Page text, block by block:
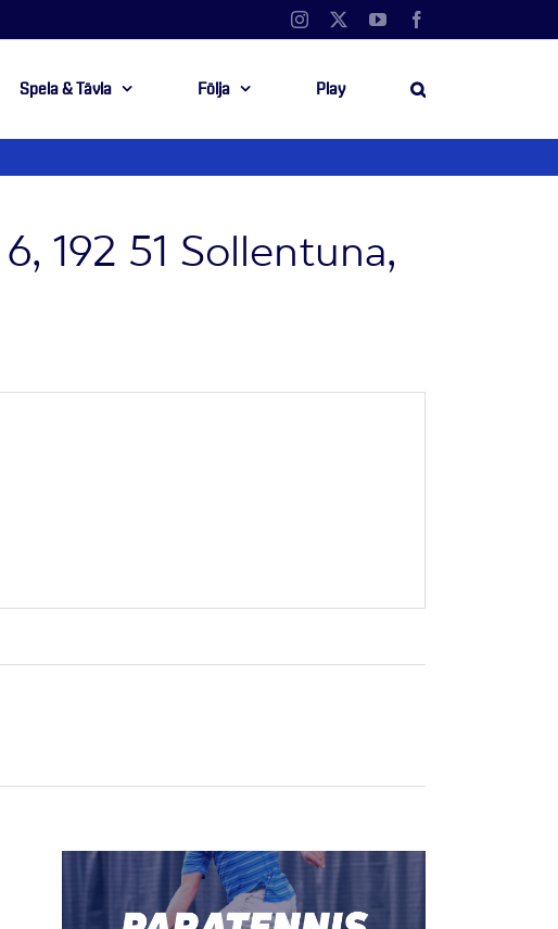
Instagram YouTube
Spela & Tävla Följa Play
192 51 Sollentuna,